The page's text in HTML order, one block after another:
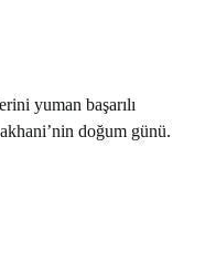
yuman başarılı
doğum günü.